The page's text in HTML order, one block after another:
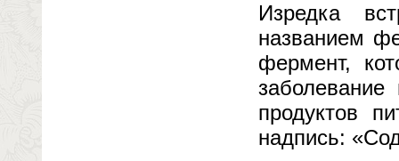
Изредка
названием
фермент,
заболевание
продуктов
надпись: